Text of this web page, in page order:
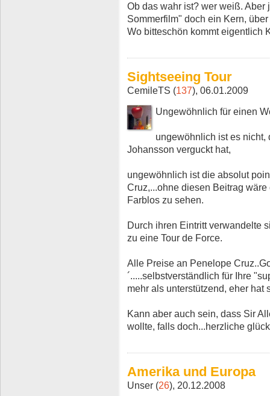
Ob das wahr ist? wer weiß.
Sommerfilm" doch ein Kern,
Wo bitteschön kommt eigentlich
Sightseeing Tour
CemileTS (137), 06.01.2009
Ungewöhnlich für einen
ungewöhnlich ist es nicht,
Johansson verguckt hat,
ungewöhnlich ist die absolut
Cruz,...ohne diesen Beitrag
Farblos zu sehen.
Durch ihren Eintritt verwandelte
zu eine Tour de Force.
Alle Preise an Penelope
´.....selbstverständlich für Ihre
mehr als unterstützend, eher hat
Kann aber auch sein, dass Sir
wollte, falls doch...herzliche
Amerika und Europa
Unser (26), 20.12.2008